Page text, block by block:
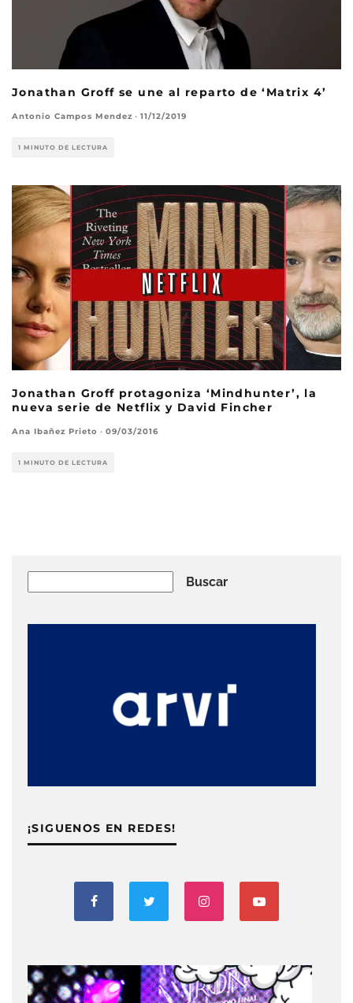
Jonathan Groff se une al reparto de ‘Matrix 4’
Antonio Campos Mendez · 11/12/2019
1 MINUTO DE LECTURA
Jonathan Groff protagoniza ‘Mindhunter’, la
nueva serie de Netflix y David Fincher
Ana Ibañez Prieto · 09/03/2016
1 MINUTO DE LECTURA
Buscar
¡SIGUENOS EN REDES!